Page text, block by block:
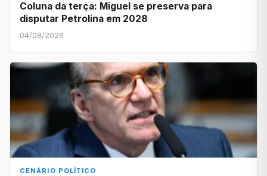
Coluna da terça: Miguel se preserva para
disputar Petrolina em 2028
04/08/2026
CENÁRIO POLÍTICO